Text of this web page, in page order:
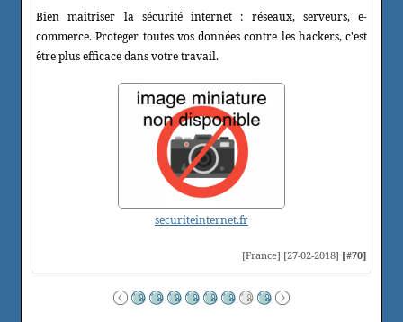
Bien maitriser la sécurité internet : réseaux, serveurs, e-
commerce. Proteger toutes vos données contre les hackers, c'est
être plus efficace dans votre travail.
securiteinternet.fr
[France] [27-02-2018] [#70]